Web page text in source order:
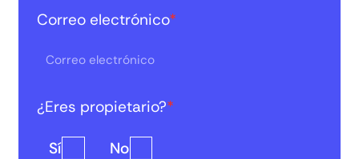
Correo electrónico*
¿Eres propietario?*
Sí No